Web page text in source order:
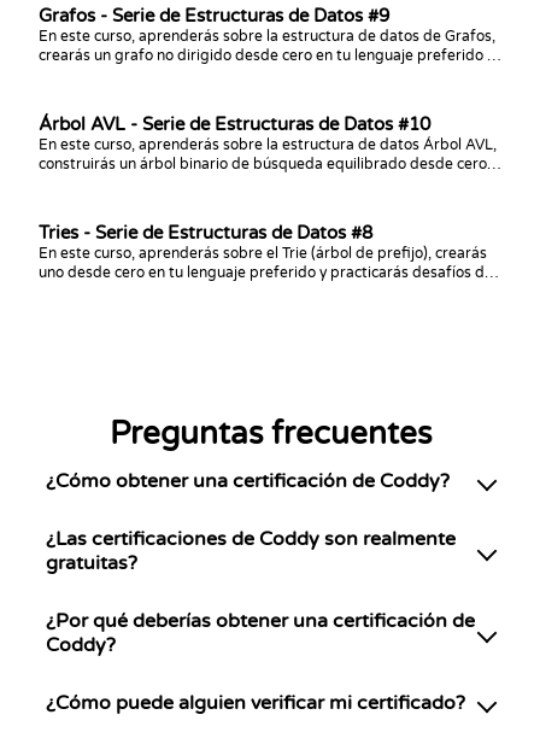
Grafos - Serie de Estructuras de Datos #9
En este curso, aprenderás sobre la estructura de datos de Grafos,
crearás un grafo no dirigido desde cero en tu lenguaje preferido y
Árbol AVL - Serie de Estructuras de Datos #10
En este curso, aprenderás sobre la estructura de datos Árbol AVL,
construirás un árbol binario de búsqueda equilibrado desde cero
Tries - Serie de Estructuras de Datos #8
En este curso, aprenderás sobre el Trie (árbol de prefijo), crearás
uno desde cero en tu lenguaje preferido y practicarás desafíos de
Preguntas frecuentes
¿Cómo obtener una certificación de Coddy?
¿Las certificaciones de Coddy son realmente
gratuitas?
¿Por qué deberías obtener una certificación de
Coddy?
¿Cómo puede alguien verificar mi certificado?